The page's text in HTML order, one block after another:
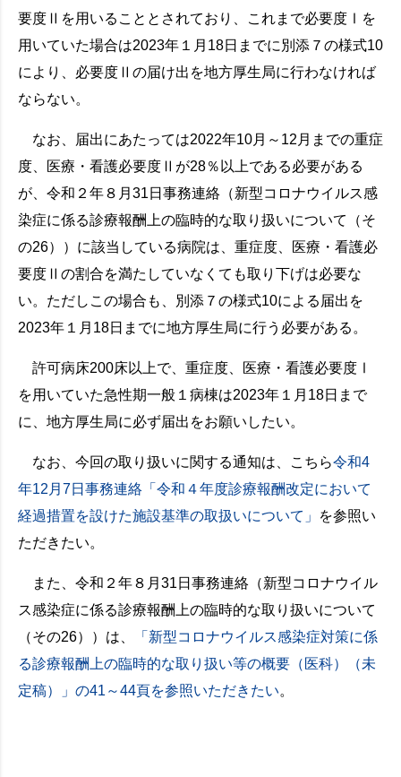
要度Ⅱを用いることとされており、これまで必要度Ⅰを
用いていた場合は2023年１月18日までに別添７の様式10
により、必要度Ⅱの届け出を地方厚生局に行わなければ
ならない。
なお、届出にあたっては2022年10月～12月までの重症
度、医療・看護必要度Ⅱが28％以上である必要がある
が、令和２年８月31日事務連絡（新型コロナウイルス感
染症に係る診療報酬上の臨時的な取り扱いについて（そ
の26））に該当している病院は、重症度、医療・看護必
要度Ⅱの割合を満たしていなくても取り下げは必要な
い。ただしこの場合も、別添７の様式10による届出を
2023年１月18日までに地方厚生局に行う必要がある。
許可病床200床以上で、重症度、医療・看護必要度Ⅰ
を用いていた急性期一般１病棟は2023年１月18日まで
に、地方厚生局に必ず届出をお願いしたい。
なお、今回の取り扱いに関する通知は、こちら令和4
年12月7日事務連絡「令和４年度診療報酬改定において
経過措置を設けた施設基準の取扱いについて」
を参照い
ただきたい。
また、令和２年８月31日事務連絡（新型コロナウイル
ス感染症に係る診療報酬上の臨時的な取り扱いについて
（その26））は、
「新型コロナウイルス感染症対策に係
る診療報酬上の臨時的な取り扱い等の概要（医科）（未
定稿）」の41～44頁を参照いただきたい。